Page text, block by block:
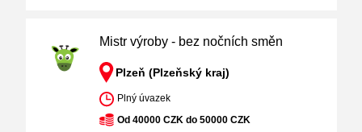
Mistr výroby - bez nočních směn
Plzeň (Plzeňský kraj)
Plný úvazek
Od 40000 CZK do 50000 CZK